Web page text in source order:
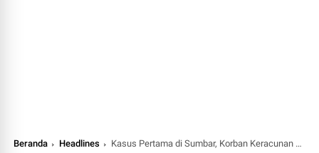
Beranda Headlines Kasus Pertama di Sumbar, Korban Keracunan Massal MBG di Agam Mencapai 50 Orang